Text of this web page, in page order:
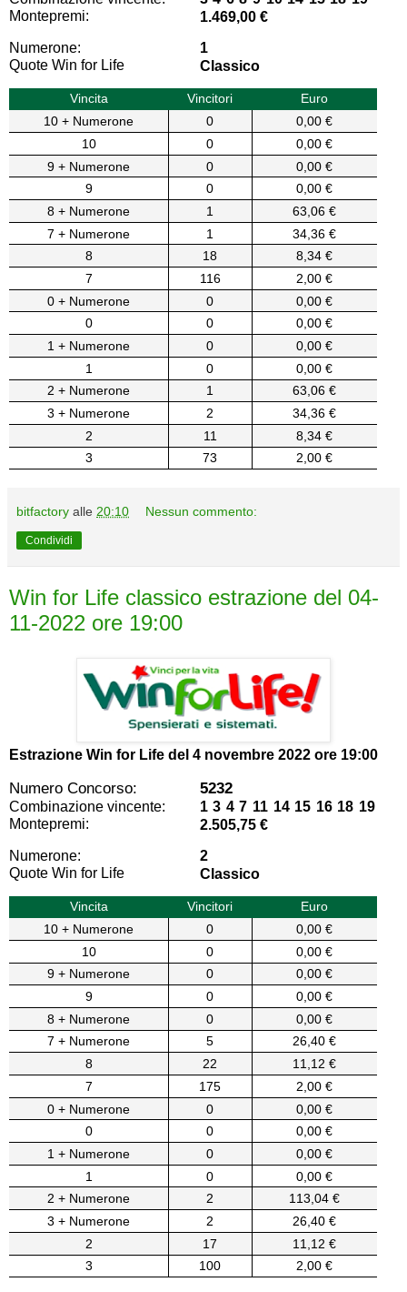
Montepremi:
1.469,00 €
Numerone:
1
Quote Win for Life
Classico
Vincita Vincitori
Euro
10 + Numerone
0
0,00 €
10
0
0,00 €
9 + Numerone
0
0,00 €
9
0
0,00 €
8 + Numerone
1
63,06 €
7 + Numerone
1
34,36 €
8
18
8,34 €
7
116
2,00 €
0 + Numerone
0
0,00 €
0
0
0,00 €
1 + Numerone
0
0,00 €
1
0
0,00 €
2 + Numerone
1
63,06 €
3 + Numerone
2
34,36 €
2
11
8,34 €
3
73 2,00 €
bitfactory alle 20:10 Nessun commento:
Condividi
Win for Life classico estrazione del 04-
11-2022 ore 19:00
Estrazione Win for Life del 4 novembre 2022 ore 19:00
Numero Concorso: 5232
Combinazione vincente:
1 3 4 7 11 14 15 16 18 19
Montepremi:
2.505,75 €
Numerone:
2
Quote Win for Life
Classico
Vincita Vincitori
Euro
10 + Numerone
0
0,00 €
10
0
0,00 €
9 + Numerone
0
0,00 €
9
0
0,00 €
8 + Numerone
0
0,00 €
7 + Numerone
5
26,40 €
8
22
11,12 €
7
175
2,00 €
0 + Numerone
0
0,00 €
0
0
0,00 €
1 + Numerone
0
0,00 €
1
0
0,00 €
2 + Numerone
2
113,04 €
3 + Numerone
2
26,40 €
2
17
11,12 €
3
100 2,00 €